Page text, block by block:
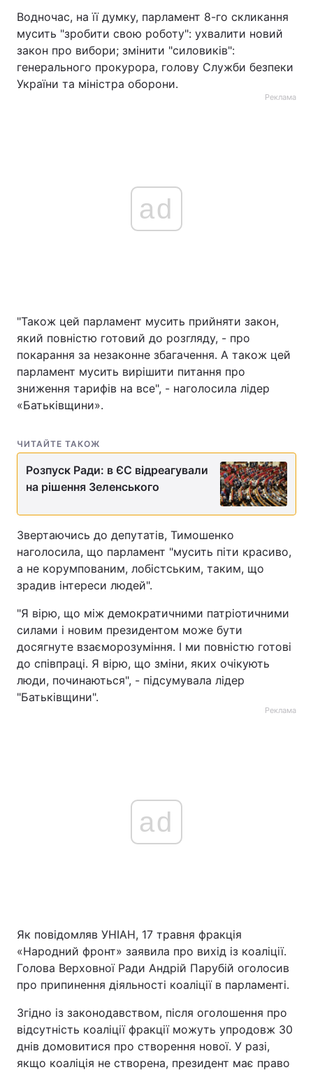
Водночас, на її думку, парламент 8-го скликання
мусить "зробити свою роботу": ухвалити новий
закон про вибори; змінити "силовиків":
генерального прокурора, голову Служби безпеки
України та міністра оборони.
Реклама
ad
"Також цей парламент мусить прийняти закон,
який повністю готовий до розгляду, - про
покарання за незаконне збагачення. А також цей
парламент мусить вирішити питання про
зниження тарифів на все", - наголосила лідер
«Батьківщини».
ЧИТАЙТЕ ТАКОЖ
Розпуск Ради: в ЄС відреагували
на рішення Зеленського
Звертаючись до депутатів, Тимошенко
наголосила, що парламент "мусить піти красиво,
а не корумпованим, лобістським, таким, що
зрадив інтереси людей".
"Я вірю, що між демократичними патріотичними
силами і новим президентом може бути
досягнуте взаєморозуміння. І ми повністю готові
до співпраці. Я вірю, що зміни, яких очікують
люди, починаються", - підсумувала лідер
"Батьківщини".
Реклама
ad
Як повідомляв УНІАН, 17 травня фракція
«Народний фронт» заявила про вихід із коаліції.
Голова Верховної Ради Андрій Парубій оголосив
про припинення діяльності коаліції в парламенті.
Згідно із законодавством, після оголошення про
відсутність коаліції фракції можуть упродовж 30
днів домовитися про створення нової. У разі,
якщо коаліція не створена, президент має право